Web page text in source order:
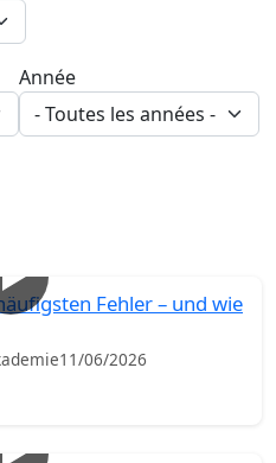
Année
Fehler – und wie
11/06/2026